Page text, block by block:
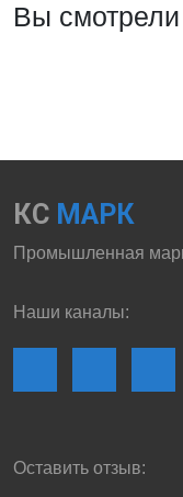
Вы смотрели
КС МАРК
Промышленная
Наши каналы:
Оставить отзыв: